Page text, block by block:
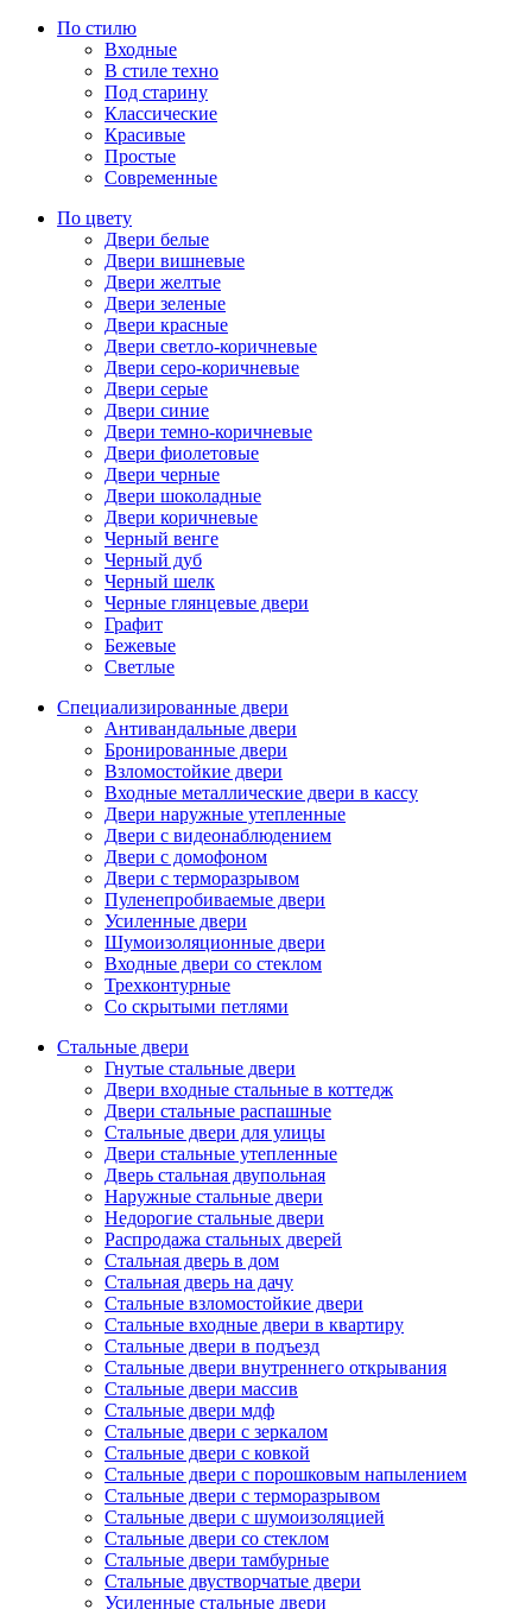
По стилю
Входные
В стиле техно
Под старину
Классические
Красивые
Простые
Современные
По цвету
Двери белые
Двери вишневые
Двери желтые
Двери зеленые
Двери красные
Двери светло-коричневые
Двери серо-коричневые
Двери серые
Двери синие
Двери темно-коричневые
Двери фиолетовые
Двери черные
Двери шоколадные
Двери коричневые
Черный венге
Черный дуб
Черный шелк
Черные глянцевые двери
Графит
Бежевые
Светлые
Специализированные двери
Антивандальные двери
Бронированные двери
Взломостойкие двери
Входные металлические двери в кассу
Двери наружные утепленные
Двери с видеонаблюдением
Двери с домофоном
Двери с терморазрывом
Пуленепробиваемые двери
Усиленные двери
Шумоизоляционные двери
Входные двери со стеклом
Трехконтурные
Со скрытыми петлями
Стальные двери
Гнутые стальные двери
Двери входные стальные в коттедж
Двери стальные распашные
Стальные двери для улицы
Двери стальные утепленные
Дверь стальная двупольная
Наружные стальные двери
Недорогие стальные двери
Распродажа стальных дверей
Стальная дверь в дом
Стальная дверь на дачу
Стальные взломостойкие двери
Стальные входные двери в квартиру
Стальные двери в подъезд
Стальные двери внутреннего открывания
Стальные двери массив
Стальные двери мдф
Стальные двери с зеркалом
Стальные двери с ковкой
Стальные двери с порошковым напылением
Стальные двери с терморазрывом
Стальные двери с шумоизоляцией
Стальные двери со стеклом
Стальные двери тамбурные
Стальные двустворчатые двери
Усиленные стальные двери